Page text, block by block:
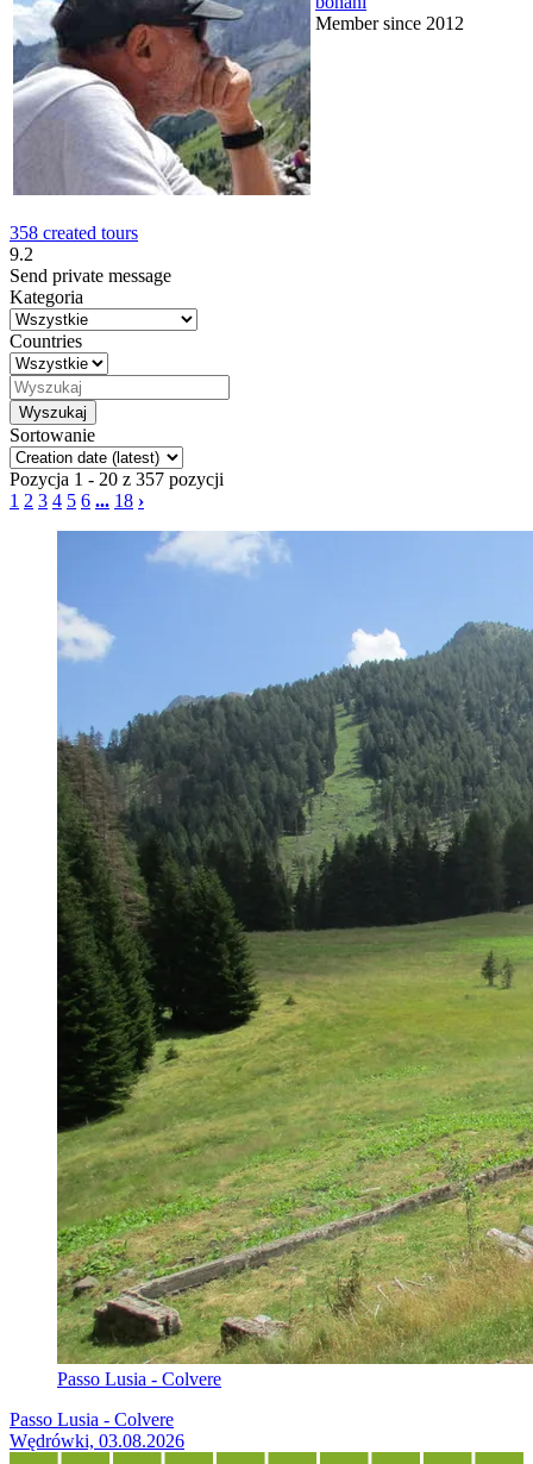
Member since 2012
358 created tours
9.2
Send private message
Kategoria
Countries
Sortowanie
Pozycja 1 - 20 z 357 pozycji
1 2 3 4 5 6 ... 18 ›
Passo Lusia - Colvere
Passo Lusia - Colvere
Wędrówki, 03.08.2026